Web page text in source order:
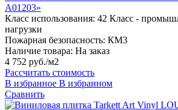
A01203»
Класс использования: 42 Класс -
нагрузки
Пожарная безопасность: КМ3
Наличие товара: На заказ
4 752 руб./м2
Рассчитать стоимость
В избранное В избранном
Сравнить